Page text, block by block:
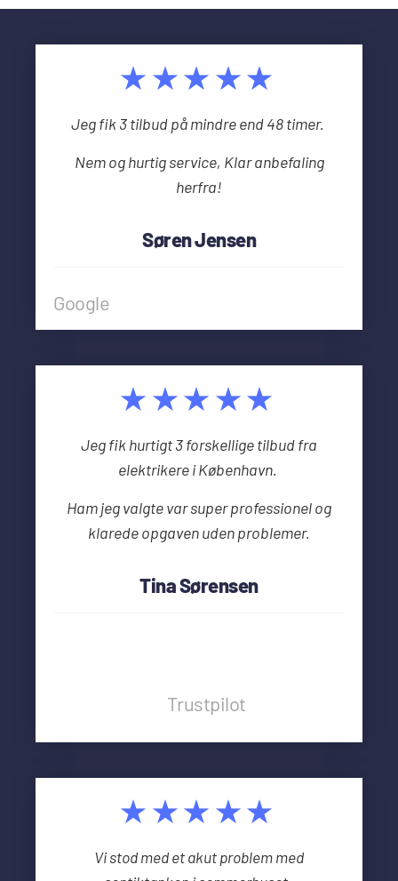
★★★★★
Jeg fik 3 tilbud på mindre end 48 timer.
Nem og hurtig service, Klar anbefaling
herfra!
Søren Jensen
Google
★★★★★
Jeg fik hurtigt 3 forskellige tilbud fra
elektrikere i København.
Ham jeg valgte var super professionel og
klarede opgaven uden problemer.
Tina Sørensen
Trustpilot
★★★★★
Vi stod med et akut problem med